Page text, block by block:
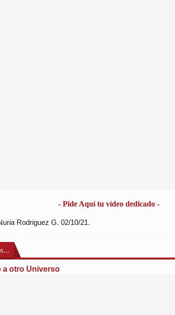
- Pide Aquí tu vídeo dedicado -
Rodriguez G. 02/10/21.
a otro Universo